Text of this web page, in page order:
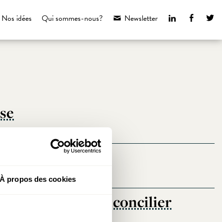
À propos des cookies
LinkedIn
Newsletter
Qui sommes-nous?
Nos idées
comment concilier